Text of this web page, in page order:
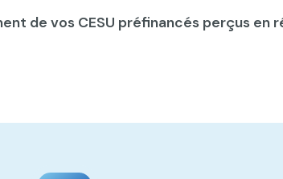
de vos CESU préfinancés perçus